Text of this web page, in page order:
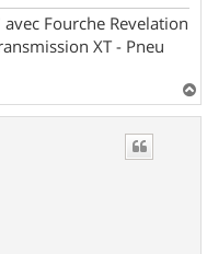
Fourche Revelation
XT - Pneu
a